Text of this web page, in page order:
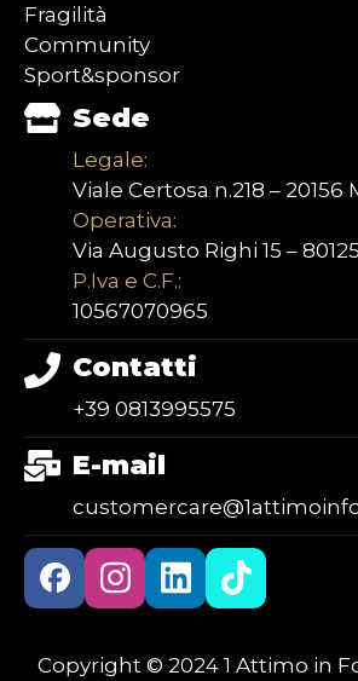
Fragilità
Community
Sport&sponsor
Sede
Legale:
Viale Certosa n.218 – 20156
Operativa:
Via Augusto Righi 15 –
P.Iva e C.F.:
10567070965
Contatti
+39 0813995575
E-mail
Copyright © 2024 1 Attimo in